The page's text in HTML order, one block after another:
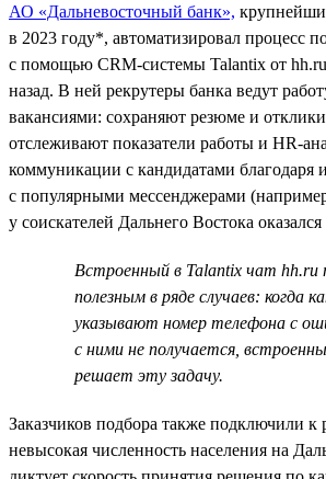
АО «Дальневосточный банк»,
в 2023 году*, автоматизировал процесс
с помощью CRM-системы Talantix от hh.ru
назад. В ней рекрутеры банка ведут
вакансиями: сохраняют резюме и
отслеживают показатели работы и HR-
коммуникации с кандидатами благодаря
с популярными мессенджерами
у соискателей Дальнего Востока
Встроенный в Talantix чат hh.ru
полезным в ряде случаев: когда
указывают номер телефона с
с ними не получается,
решает эту задачу.
Заказчиков подбора также подключили к
невысокая численность населения на